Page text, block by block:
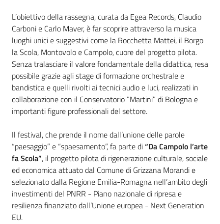
L’obiettivo della rassegna, curata da Egea Records, Claudio
Carboni e Carlo Maver, è far scoprire attraverso la musica
luoghi unici e suggestivi come la Rocchetta Mattei, il Borgo
la Scola, Montovolo e Campolo, cuore del progetto pilota.
Senza tralasciare il valore fondamentale della didattica, resa
possibile grazie agli stage di formazione orchestrale e
bandistica e quelli rivolti ai tecnici audio e luci, realizzati in
collaborazione con il Conservatorio “Martini” di Bologna e
importanti figure professionali del settore.
Il festival, che prende il nome dall’unione delle parole
“paesaggio” e “spaesamento”, fa parte di“Da Campolo l’arte
fa Scola”, il progetto pilota di rigenerazione culturale, sociale
ed economica attuato dal Comune di Grizzana Morandi e
selezionato dalla Regione Emilia-Romagna nell’ambito degli
investimenti del PNRR - Piano nazionale di ripresa e
resilienza finanziato dall’Unione europea - Next Generation
EU.